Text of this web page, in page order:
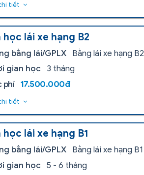
tiết
học lái xe hạng B2
bằng lái/GPLX
Bằng lái xe hạng B2
gian học
3 tháng
phí
17.500.000đ
tiết
học lái xe hạng B1
bằng lái/GPLX
Bằng lái xe hạng B1
gian học 5 - 6 tháng